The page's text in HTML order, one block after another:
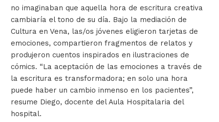
no imaginaban que aquella hora de escritura creativa
cambiaría el tono de su día. Bajo la mediación de
Cultura en Vena, las/os jóvenes eligieron tarjetas de
emociones, compartieron fragmentos de relatos y
produjeron cuentos inspirados en ilustraciones de
cómics. “La aceptación de las emociones a través de
la escritura es transformadora; en solo una hora
puede haber un cambio inmenso en los pacientes”,
resume Diego, docente del Aula Hospitalaria del
hospital.